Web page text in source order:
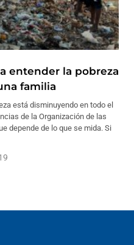
entender la pobreza
familia
está disminuyendo en todo el
de la Organización de las
depende de lo que se mida. Si